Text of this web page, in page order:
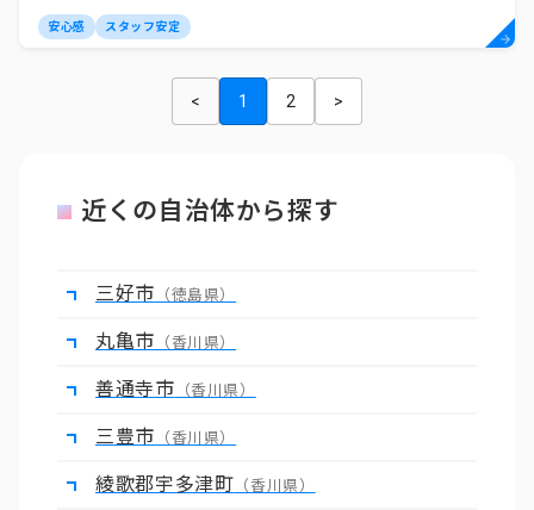
安心感 スタッフ安定
< 1 2 >
近くの自治体から探す
三好市 （徳島県）
丸亀市 （香川県）
善通寺市 （香川県）
三豊市 （香川県）
綾歌郡宇多津町 （香川県）